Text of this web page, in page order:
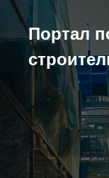
Перейти
содержимому
Портал